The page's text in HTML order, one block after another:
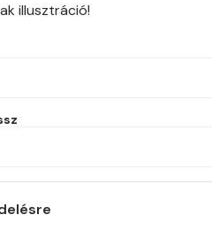
illusztráció!